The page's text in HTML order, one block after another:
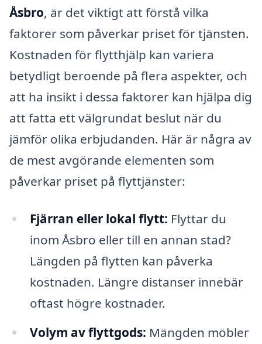
Åsbro, är det viktigt att förstå vilka
faktorer som påverkar priset för tjänsten.
Kostnaden för flytthjälp kan variera
betydligt beroende på flera aspekter, och
att ha insikt i dessa faktorer kan hjälpa dig
att fatta ett välgrundat beslut när du
jämför olika erbjudanden. Här är några av
de mest avgörande elementen som
påverkar priset på flyttjänster:
Fjärran eller lokal flytt: Flyttar du
inom Åsbro eller till en annan stad?
Längden på flytten kan påverka
kostnaden. Längre distanser innebär
oftast högre kostnader.
Volym av flyttgods: Mängden möbler